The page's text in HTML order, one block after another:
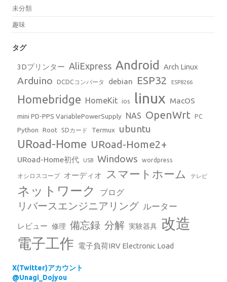
未分類
趣味
タグ
3Dプリンター AliExpress Android Arch Linux
Arduino DCDCコンバータ debian ESP32 ESP8266
Homebridge HomeKit ios linux MacOS
mini PD-PPS VariablePowerSupply NAS OpenWrt PC
Python Root SDカード Termux ubuntu
URoad-Home URoad-Home2+
URoad-Home初代 USB Windows wordpress
オシロスコープ オーディオ スマートホーム テレビ
ネットワーク ブログ
リバースエンジニアリング ルーター
レビュー 修理 備忘録 分解 実験器具 改造
電子工作 電子負荷IRV Electronic Load
X(Twitter)アカウント
@Unagi_Dojyou